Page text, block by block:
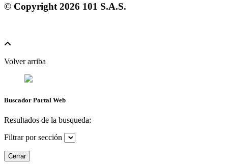
© Copyright 2026 101 S.A.S.
Volver arriba
Buscador Portal Web
Resultados de la busqueda:
Filtrar por sección
Cerrar